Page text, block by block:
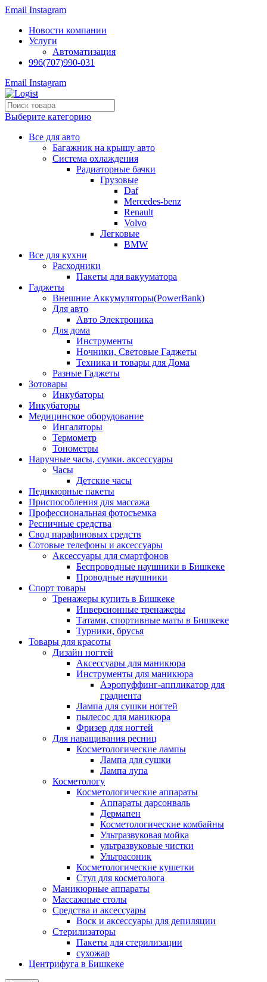
Email Instagram
Новости компании
Услуги
Автоматизация
996(707)990-031
Email Instagram
Выберите категорию
Все для авто
Багажник на крышу авто
Система охлаждения
Радиаторные бачки
Грузовые
Daf
Mercedes-benz
Renault
Volvo
Легковые
BMW
Все для кухни
Расходники
Пакеты для вакууматора
Гаджеты
Внешние Аккумуляторы(PowerBank)
Для авто
Авто Электроника
Для дома
Инструменты
Ночники, Световые Гаджеты
Техника и товары для Дома
Разные Гаджеты
Зотовары
Инкубаторы
Инкубаторы
Медицинское оборудование
Ингаляторы
Термометр
Тонометры
Наручные часы, сумки. аксессуары
Часы
Детские часы
Педикюрные пакеты
Приспособления для массажа
Профессиональная фотосъемка
Ресничные средства
Свод парафиновых средств
Сотовые телефоны и аксессуары
Аксессуары для смартфонов
Беспроводные наушники в Бишкеке
Проводные наушники
Спорт товары
Тренажеры купить в Бишкеке
Инверсионные тренажеры
Татами, спортивные маты в Бишкеке
Турники, брусья
Товары для красоты
Дизайн ногтей
Аксессуары для маникюра
Инструменты для маникюра
Аэропуффинг-аппликатор для
градиента
Лампа для сушки ногтей
пылесос для маникюра
Фризер для ногтей
Для наращивания ресниц
Косметологические лампы
Лампа для сушки
Лампа лупа
Косметологу
Косметологические аппараты
Аппараты дарсонваль
Дермапен
Косметологические комбайны
Ультразвуковая мойка
ультразвуковые чистки
Ультрасоник
Косметологические кушетки
Стул для косметолога
Маникюрные аппараты
Массажные столы
Средства и аксессуары
Воск и аксессуары для депиляции
Стерилизаторы
Пакеты для стерилизации
сухожар
Центрифуга в Бишкеке